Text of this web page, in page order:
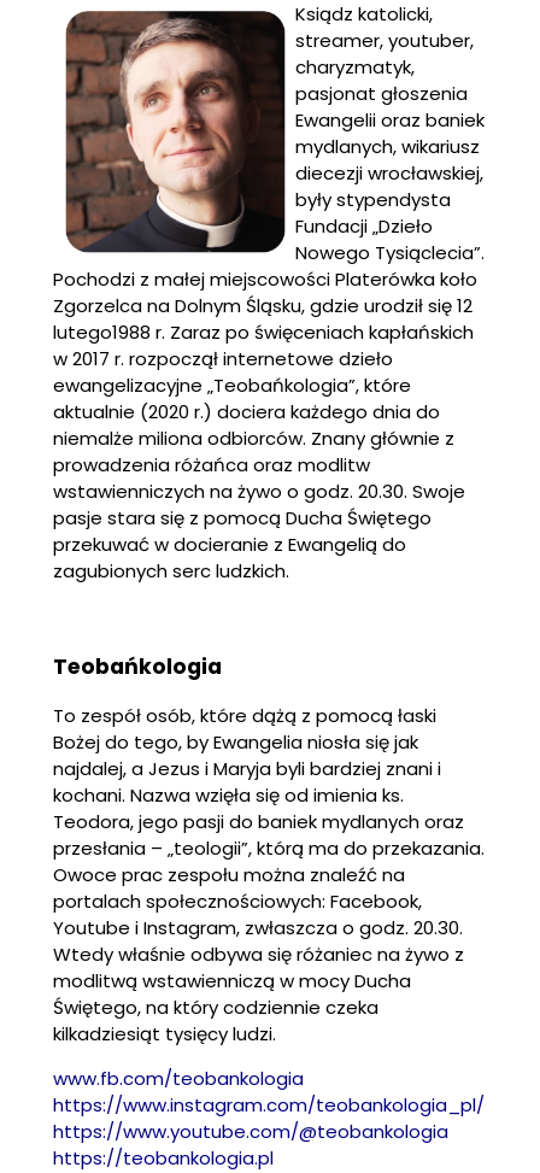
Ksiądz katolicki,
streamer, youtuber,
charyzmatyk,
pasjonat głoszenia
Ewangelii oraz baniek
mydlanych, wikariusz
diecezji wrocławskiej,
były stypendysta
Fundacji „Dzieło
Nowego Tysiąclecia”.
Pochodzi z małej miejscowości Platerówka koło
Zgorzelca na Dolnym Śląsku, gdzie urodził się 12
lutego1988 r. Zaraz po święceniach kapłańskich
w 2017 r. rozpoczął internetowe dzieło
ewangelizacyjne „Teobańkologia”, które
aktualnie (2020 r.) dociera każdego dnia do
niemalże miliona odbiorców. Znany głównie z
prowadzenia różańca oraz modlitw
wstawienniczych na żywo o godz. 20.30. Swoje
pasje stara się z pomocą Ducha Świętego
przekuwać w docieranie z Ewangelią do
zagubionych serc ludzkich.
Teobańkologia
To zespół osób, które dążą z pomocą łaski
Bożej do tego, by Ewangelia niosła się jak
najdalej, a Jezus i Maryja byli bardziej znani i
kochani. Nazwa wzięła się od imienia ks.
Teodora, jego pasji do baniek mydlanych oraz
przesłania – „teologii”, którą ma do przekazania.
Owoce prac zespołu można znaleźć na
portalach społecznościowych: Facebook,
Youtube i Instagram, zwłaszcza o godz. 20.30.
Wtedy właśnie odbywa się różaniec na żywo z
modlitwą wstawienniczą w mocy Ducha
Świętego, na który codziennie czeka
kilkadziesiąt tysięcy ludzi.
www.fb.com/teobankologia
https://www.instagram.com/teobankologia_pl/
https://www.youtube.com/@teobankologia
https://teobankologia.pl